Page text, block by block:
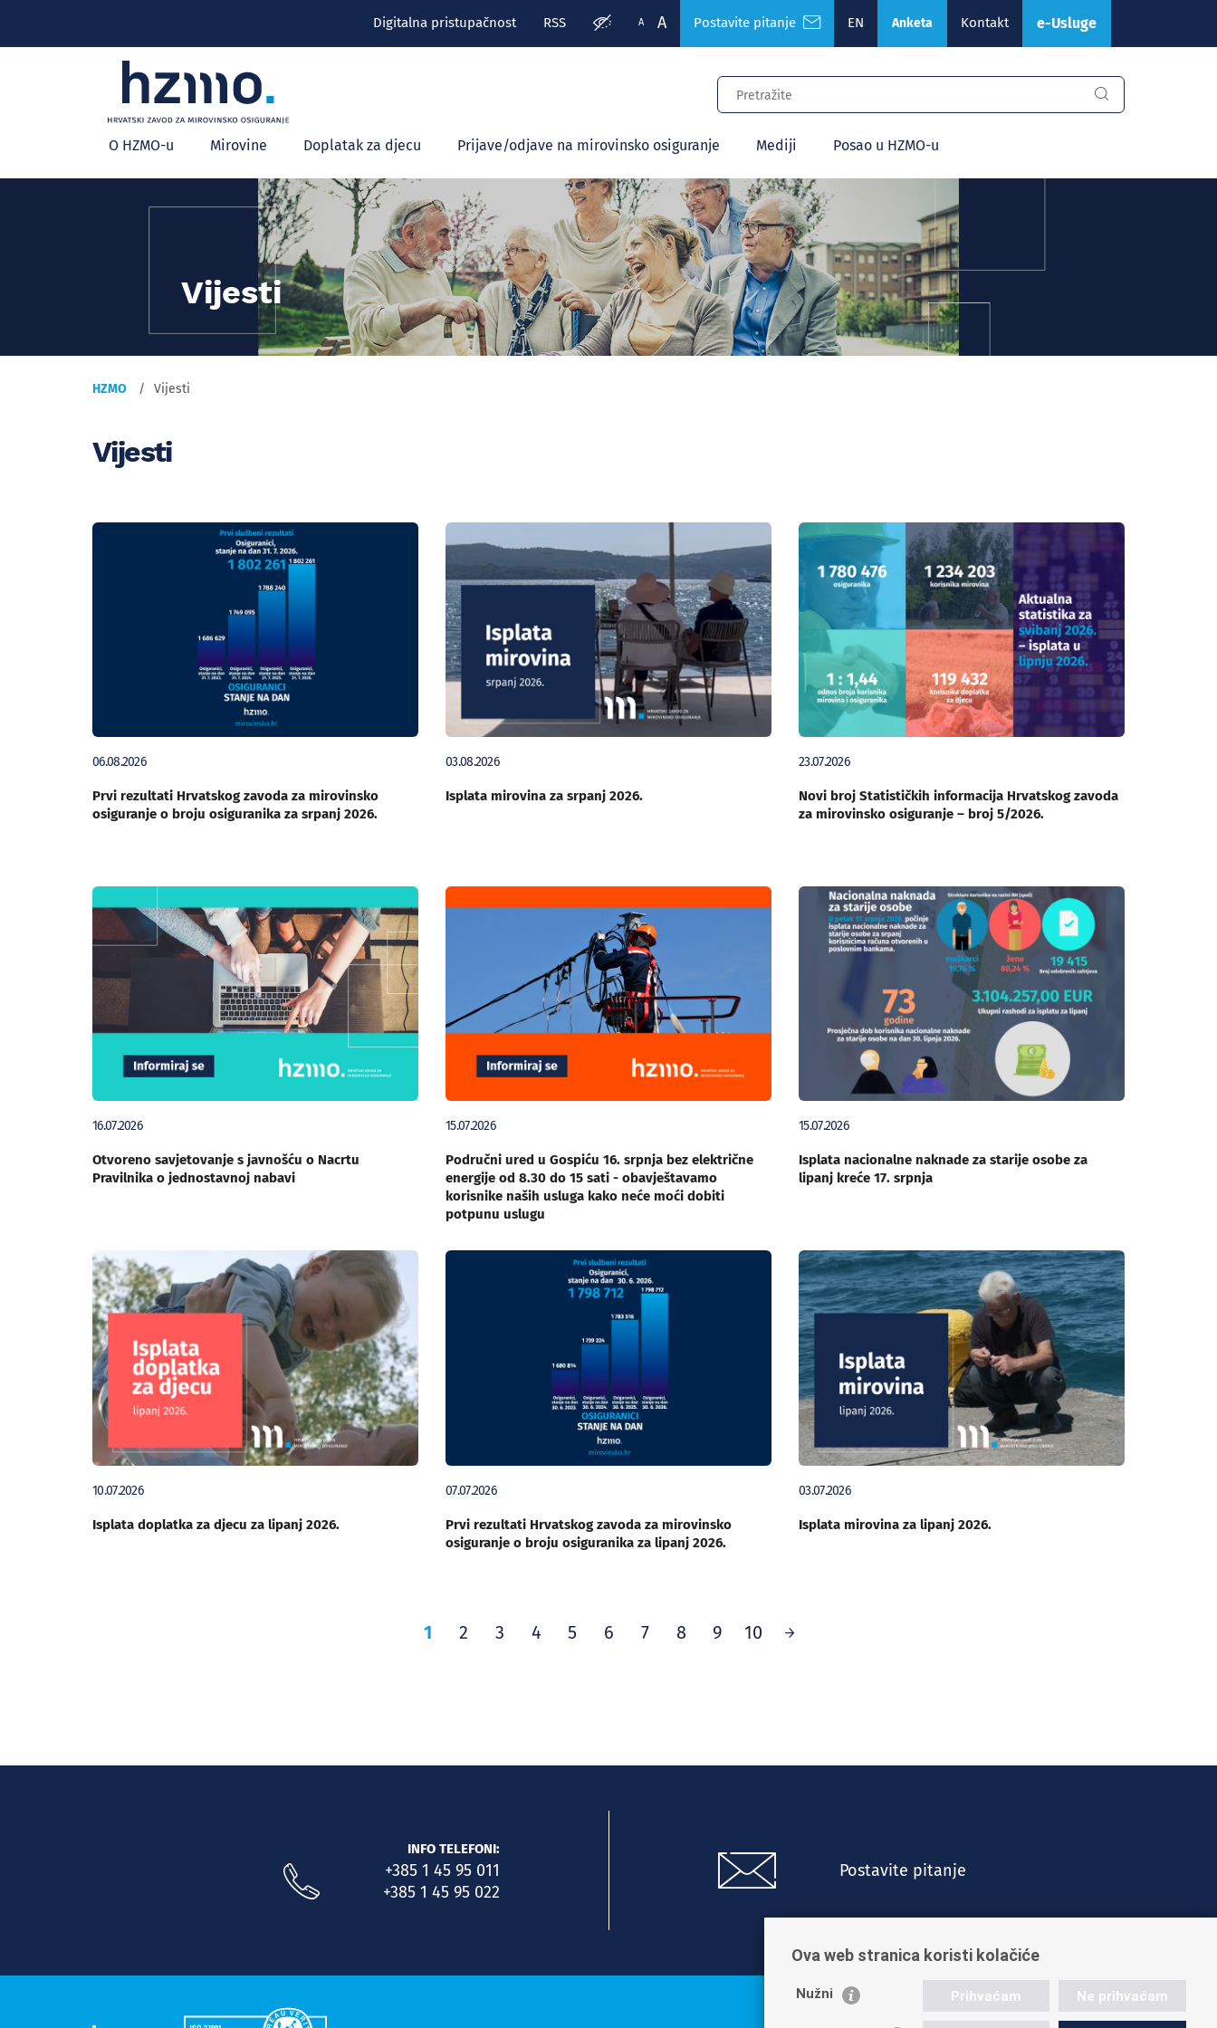
Digitalna pristupačnost RSS A A Postavite pitanje EN Anketa Kontakt e-Usluge
Glavni
izbornik
O HZMO-u Mirovine Doplatak za djecu Prijave/odjave na mirovinsko osiguranje Mediji Posao u HZMO-u
Vijesti
HZMO Vijesti
Vijesti
06.08.2026
Prvi rezultati Hrvatskog zavoda za mirovinsko
osiguranje o broju osiguranika za srpanj 2026.
03.08.2026
Isplata mirovina za srpanj 2026.
23.07.2026
Novi broj Statističkih informacija Hrvatskog zavoda
za mirovinsko osiguranje – broj 5/2026.
16.07.2026
Otvoreno savjetovanje s javnošću o Nacrtu
Pravilnika o jednostavnoj nabavi
15.07.2026
Područni ured u Gospiću 16. srpnja bez električne
energije od 8.30 do 15 sati - obavještavamo
korisnike naših usluga kako neće moći dobiti
potpunu uslugu
15.07.2026
Isplata nacionalne naknade za starije osobe za
lipanj kreće 17. srpnja
10.07.2026
Isplata doplatka za djecu za lipanj 2026.
07.07.2026
Prvi rezultati Hrvatskog zavoda za mirovinsko
osiguranje o broju osiguranika za lipanj 2026.
03.07.2026
Isplata mirovina za lipanj 2026.
1 2 3 4 5 6 7 8 9 10
INFO TELEFONI:
+385 1 45 95 011
+385 1 45 95 022
Postavite pitanje
Ova web stranica koristi kolačiće
Nužni Prihvaćam Ne prihvaćam